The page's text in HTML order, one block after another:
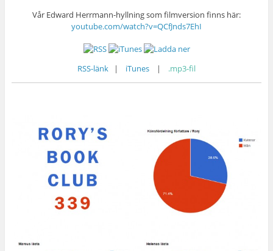
Vår Edward Herrmann-hyllning som filmversion finns här:
youtube.com/watch?v=QCfJnds7EhI
RSS-länk | iTunes | .mp3-fil